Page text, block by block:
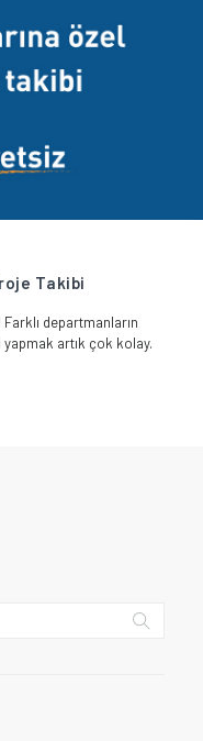
Takibi
departmanların
artık çok kolay.